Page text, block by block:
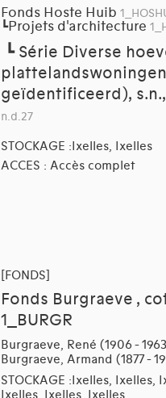
Fonds Hoste Huib
┗Projets d'architecture
┗ Série Diverse
geïdentificeerd), s.n.,
n.d.27
STOCKAGE :Ixelles, Ixelles
ACCES : Accès complet
[FONDS]
Fonds Burgraeve ,
1_BURGR
Burgraeve, René (1906 -
Burgraeve, Armand (1877 -
STOCKAGE :Ixelles, Ixelles,
Ixelles, Ixelles, Ixelles